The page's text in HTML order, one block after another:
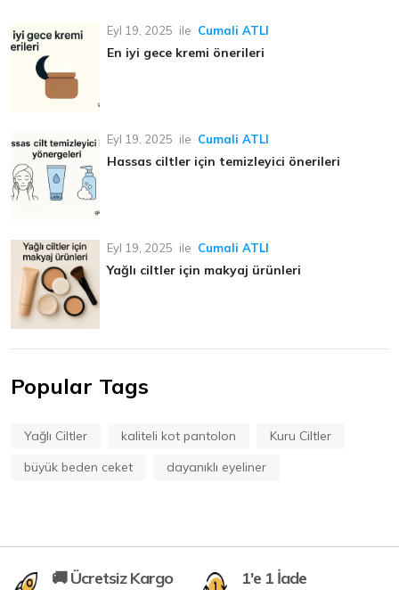
Eyl 19, 2025 ile Cumali ATLI
En iyi gece kremi önerileri
Eyl 19, 2025 ile Cumali ATLI
Hassas ciltler için temizleyici önerileri
Eyl 19, 2025 ile Cumali ATLI
Yağlı ciltler için makyaj ürünleri
Popular Tags
Yağlı Ciltler kaliteli kot pantolon
Kuru Ciltler
büyük beden ceket
dayanıklı eyeliner
🚚 Ücretsiz Kargo 1'e 1 İade